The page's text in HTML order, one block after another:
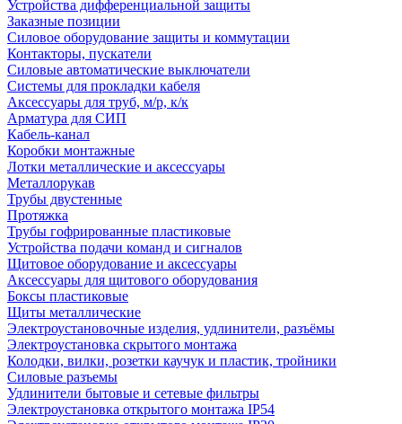
Устройства дифференциальной защиты
Заказные позиции
Силовое оборудование защиты и коммутации
Контакторы, пускатели
Силовые автоматические выключатели
Системы для прокладки кабеля
Аксессуары для труб, м/р, к/к
Арматура для СИП
Кабель-канал
Коробки монтажные
Лотки металлические и аксессуары
Металлорукав
Трубы двустенные
Протяжка
Трубы гофрированные пластиковые
Устройства подачи команд и сигналов
Щитовое оборудование и аксессуары
Аксессуары для щитового оборудования
Боксы пластиковые
Щиты металлические
Электроустановочные изделия, удлинители, разъёмы
Электроустановка скрытого монтажа
Колодки, вилки, розетки каучук и пластик, тройники
Силовые разъемы
Удлинители бытовые и сетевые фильтры
Электроустановка открытого монтажа IP54